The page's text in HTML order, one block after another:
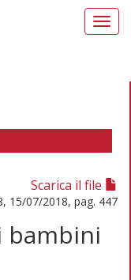
Scarica il file
15/07/2018, pag. 447
bambini